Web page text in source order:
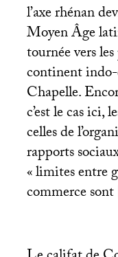
l’axe rhénan
Moyen Âge
tournée vers
continent
Chapelle.
c’est le cas ici,
celles de
rapports
«limites entre
commerce